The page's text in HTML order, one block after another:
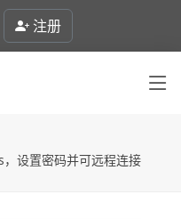
注册
设置密码并可远程连接